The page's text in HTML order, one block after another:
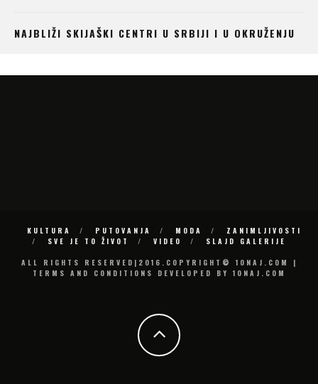
NAJBLIŽI SKIJAŠKI CENTRI U SRBIJI I U OKRUŽENJU
KULTURA PUTOVANJA MODA
ZANIMLJIVOSTI
SVE JE TO ŽIVOT
VIDEO
SLAJD GALERIJE
ALL RIGHTS RESERVED|2016.COPYRIGHT© 10NAJ.COM |
TERMS AND CONDITIONS DEVELOPED BY 10NAJ.COM